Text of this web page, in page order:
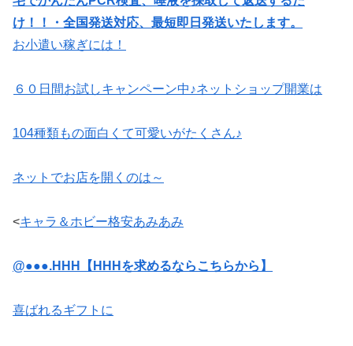
け！！・全国発送対応、最短即日発送いたします。
お小遣い稼ぎには！
６０日間お試しキャンペーン中♪ネットショップ開業は
104種類もの面白くて可愛いがたくさん♪
ネットでお店を開くのは～
<キャラ＆ホビー格安あみあみ
@●●●.HHH【HHHを求めるならこちらから】
喜ばれるギフトに